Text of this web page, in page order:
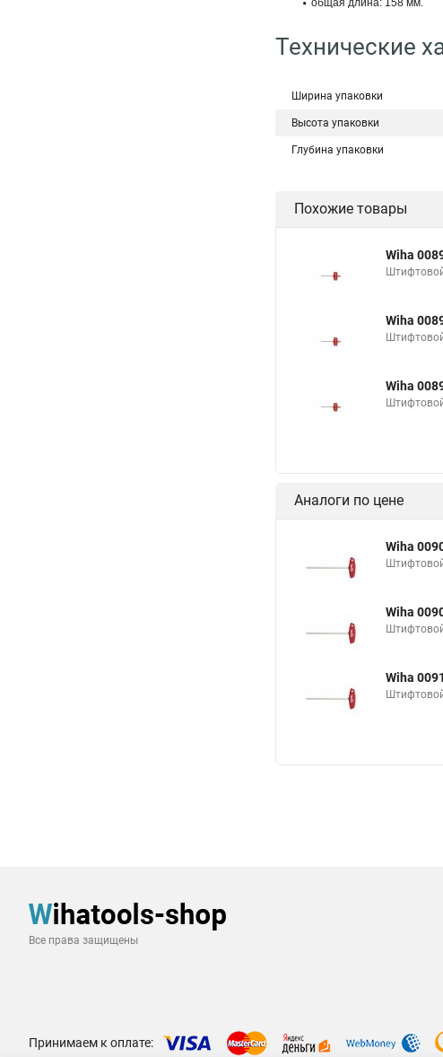
общая длина: 158 мм.
Технические
Ширина упаковки
Высота упаковки
Глубина упаковки
Похожие товары
Wiha
Wiha
Wiha
Аналоги по цене
Wiha
Wiha
Wiha
Все права защищены
Принимаем к оплате: